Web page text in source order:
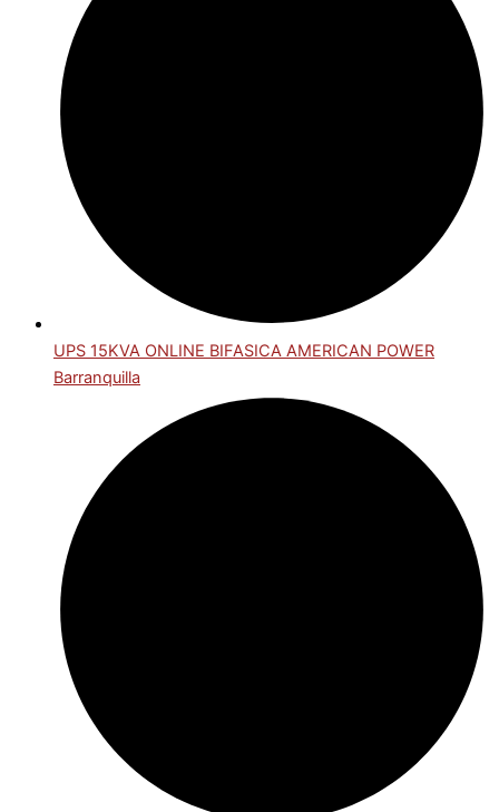
UPS 15KVA ONLINE BIFASICA AMERICAN POWER
Barranquilla